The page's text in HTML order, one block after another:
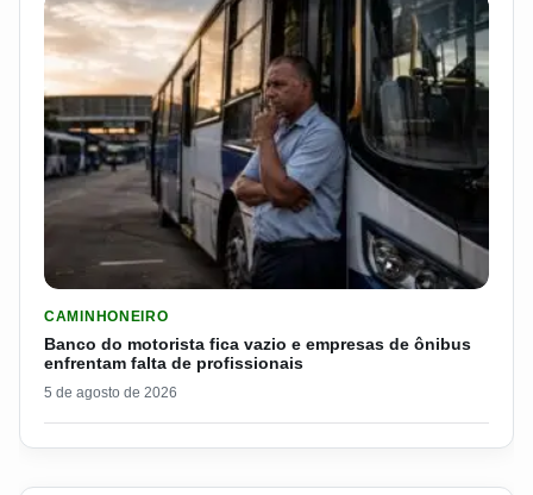
CAMINHONEIRO
Banco do motorista fica vazio e empresas de ônibus
enfrentam falta de profissionais
5 de agosto de 2026